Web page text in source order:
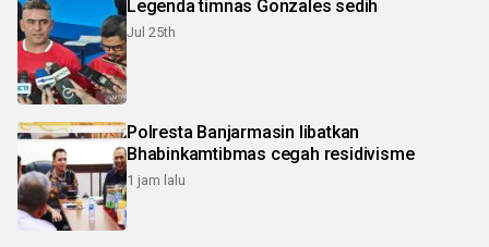
Legenda timnas Gonzales sedih
Jul 25th
Polresta Banjarmasin libatkan
Bhabinkamtibmas cegah residivisme
1 jam lalu